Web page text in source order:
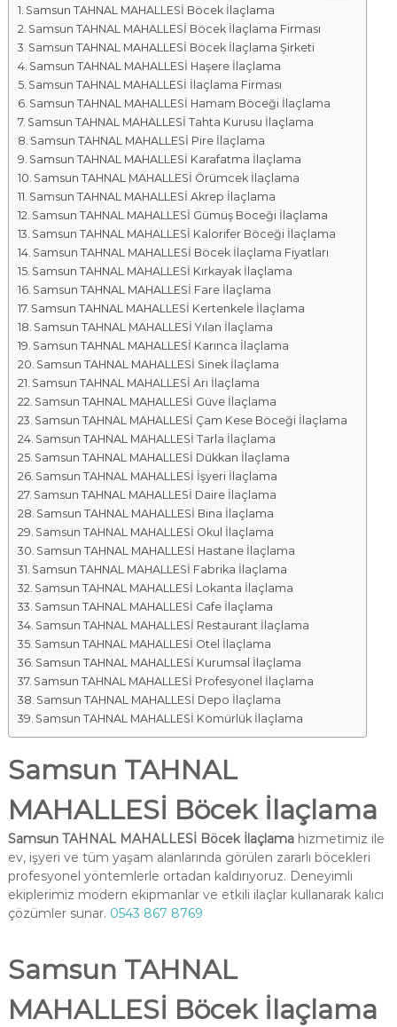
a
l
a
r
ı
Samsun TAHNAL MAHALLESİ Böcek İlaçlama
Samsun TAHNAL MAHALLESİ Böcek İlaçlama Firması
Samsun TAHNAL MAHALLESİ Böcek İlaçlama Şirketi
Samsun TAHNAL MAHALLESİ Haşere İlaçlama
Samsun TAHNAL MAHALLESİ İlaçlama Firması
Samsun TAHNAL MAHALLESİ Hamam Böceği İlaçlama
Samsun TAHNAL MAHALLESİ Tahta Kurusu İlaçlama
Samsun TAHNAL MAHALLESİ Pire İlaçlama
Samsun TAHNAL MAHALLESİ Karafatma İlaçlama
Samsun TAHNAL MAHALLESİ Örümcek İlaçlama
Samsun TAHNAL MAHALLESİ Akrep İlaçlama
Samsun TAHNAL MAHALLESİ Gümüş Böceği İlaçlama
Samsun TAHNAL MAHALLESİ Kalorifer Böceği İlaçlama
Samsun TAHNAL MAHALLESİ Böcek İlaçlama Fiyatları
Samsun TAHNAL MAHALLESİ Kırkayak İlaçlama
Samsun TAHNAL MAHALLESİ Fare İlaçlama
Samsun TAHNAL MAHALLESİ Kertenkele İlaçlama
Samsun TAHNAL MAHALLESİ Yılan İlaçlama
Samsun TAHNAL MAHALLESİ Karınca İlaçlama
Samsun TAHNAL MAHALLESİ Sinek İlaçlama
Samsun TAHNAL MAHALLESİ Arı İlaçlama
Samsun TAHNAL MAHALLESİ Güve İlaçlama
Samsun TAHNAL MAHALLESİ Çam Kese Böceği İlaçlama
Samsun TAHNAL MAHALLESİ Tarla İlaçlama
Samsun TAHNAL MAHALLESİ Dükkan İlaçlama
Samsun TAHNAL MAHALLESİ İşyeri İlaçlama
Samsun TAHNAL MAHALLESİ Daire İlaçlama
Samsun TAHNAL MAHALLESİ Bina İlaçlama
Samsun TAHNAL MAHALLESİ Okul İlaçlama
Samsun TAHNAL MAHALLESİ Hastane İlaçlama
Samsun TAHNAL MAHALLESİ Fabrika İlaçlama
Samsun TAHNAL MAHALLESİ Lokanta İlaçlama
Samsun TAHNAL MAHALLESİ Cafe İlaçlama
Samsun TAHNAL MAHALLESİ Restaurant İlaçlama
Samsun TAHNAL MAHALLESİ Otel İlaçlama
Samsun TAHNAL MAHALLESİ Kurumsal İlaçlama
Samsun TAHNAL MAHALLESİ Profesyonel İlaçlama
Samsun TAHNAL MAHALLESİ Depo İlaçlama
Samsun TAHNAL MAHALLESİ Kömürlük İlaçlama
Samsun TAHNAL
MAHALLESİ Böcek İlaçlama
Samsun TAHNAL MAHALLESİ Böcek İlaçlamahizmetimiz ile
ev, işyeri ve tüm yaşam alanlarında görülen zararlı böcekleri
profesyonel yöntemlerle ortadan kaldırıyoruz. Deneyimli
ekiplerimiz modern ekipmanlar ve etkili ilaçlar kullanarak kalıcı
çözümler sunar. 0543 867 8769
Samsun TAHNAL
MAHALLESİ Böcek İlaçlama